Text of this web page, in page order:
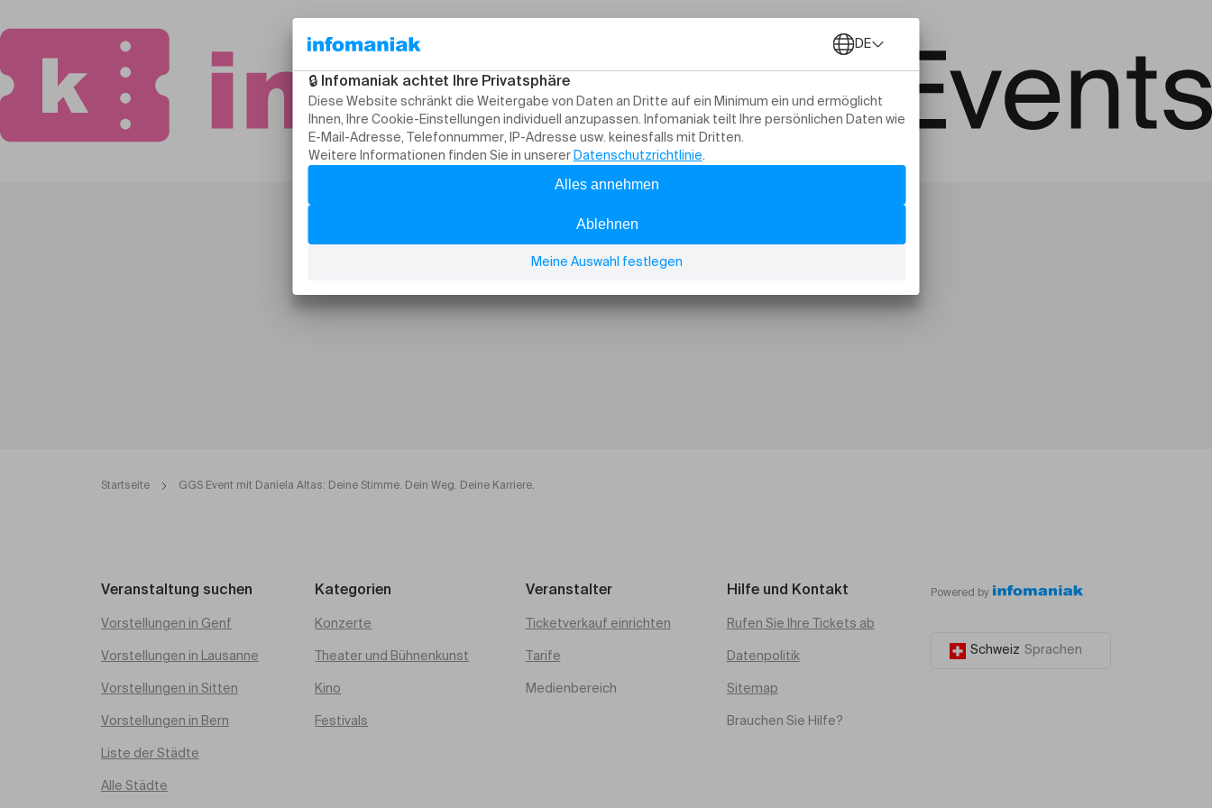
Startseite GGS Event mit Daniela Altas: Deine Stimme. Dein Weg. Deine Karriere.
Veranstaltung suchen
Vorstellungen in Genf
Vorstellungen in Lausanne
Vorstellungen in Sitten
Vorstellungen in Bern
Liste der Städte
Alle Städte
Kategorien
Konzerte
Theater und Bühnenkunst
Kino
Festivals
Veranstalter
Ticketverkauf einrichten
Tarife
Medienbereich
Hilfe und Kontakt
Rufen Sie Ihre Tickets ab
Datenpolitik
Sitemap
Brauchen Sie Hilfe?
Powered by
Schweiz Sprachen